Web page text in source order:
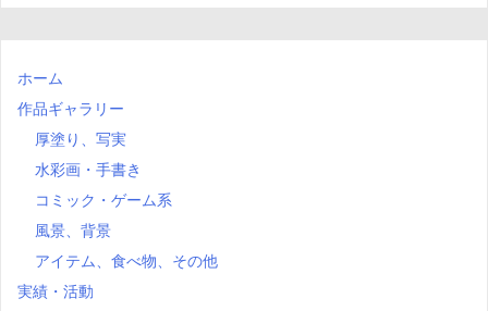
ホーム
作品ギャラリー
厚塗り、写実
水彩画・手書き
コミック・ゲーム系
風景、背景
アイテム、食べ物、その他
実績・活動